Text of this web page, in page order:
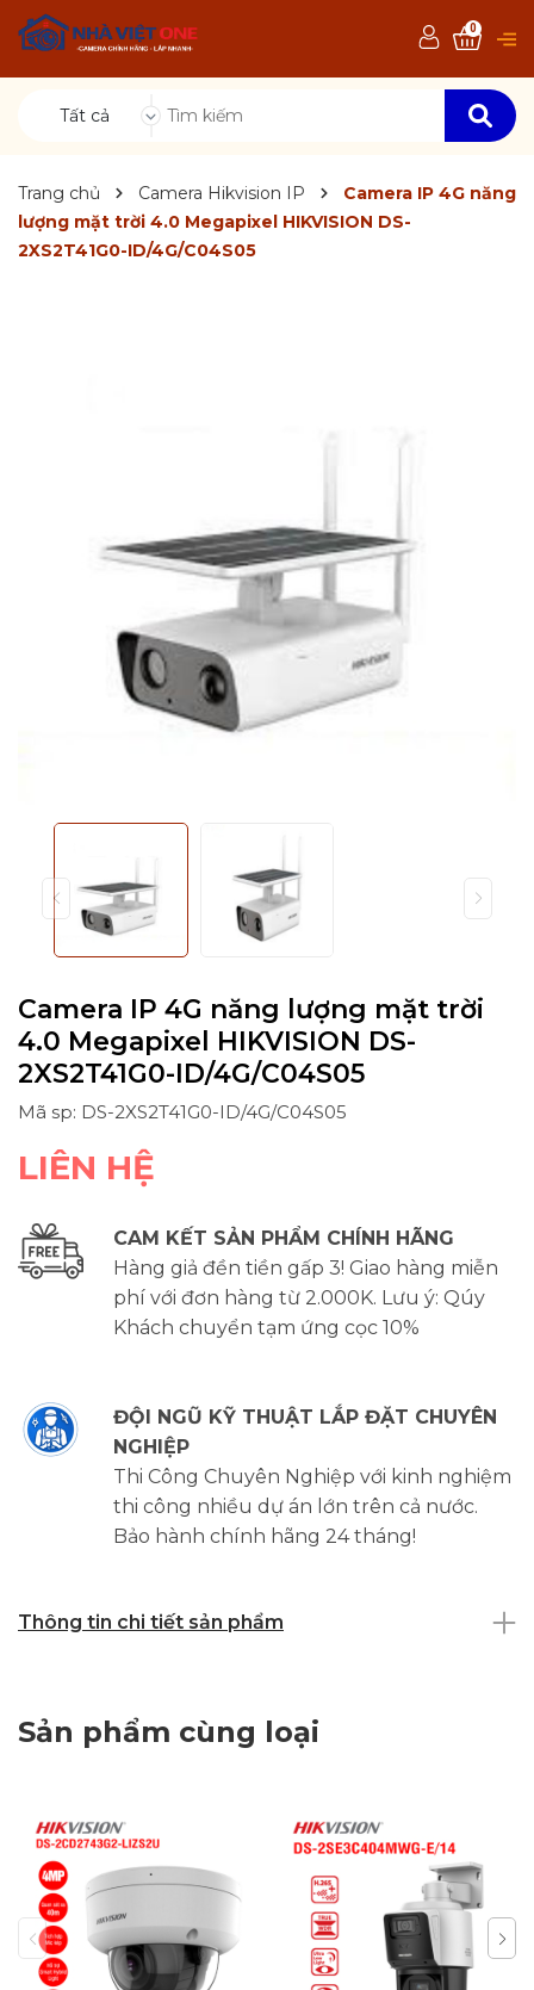
Tất cả
0
Trang chủ Camera Hikvision IP
Camera IP 4G năng
lượng mặt trời 4.0 Megapixel HIKVISION DS-
2XS2T41G0-ID/4G/C04S05
Camera IP 4G năng lượng mặt trời
4.0 Megapixel HIKVISION DS-
2XS2T41G0-ID/4G/C04S05
Mã sp: DS-2XS2T41G0-ID/4G/C04S05
LIÊN HỆ
CAM KẾT SẢN PHẨM CHÍNH HÃNG
Hàng giả đền tiền gấp 3! Giao hàng miễn
phí với đơn hàng từ 2.000K. Lưu ý: Qúy
Khách chuyển tạm ứng cọc 10%
ĐỘI NGŨ KỸ THUẬT LẮP ĐẶT CHUYÊN
NGHIỆP
Thi Công Chuyên Nghiệp với kinh nghiệm
thi công nhiều dự án lớn trên cả nước.
Bảo hành chính hãng 24 tháng!
Thông tin chi tiết sản phẩm
Sản phẩm cùng loại